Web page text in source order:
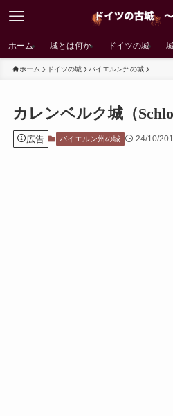
ホーム 城とは何か ドイツの城
ホーム ドイツの城 バイエルン州の城
カレンベルク城（
広告 バイエルン州の城 24/10/